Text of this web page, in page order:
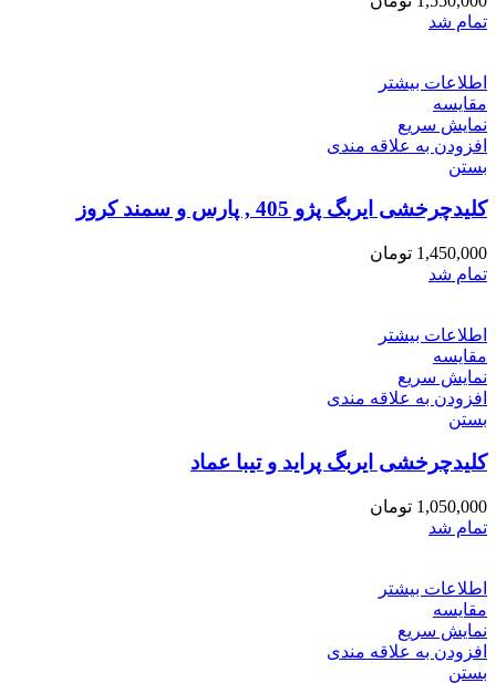
تمام شد
اطلاعات بیشتر
مقایسه
نمایش سریع
افزودن به علاقه مندی
بستن
کلیدچرخشی ایربگ پژو 405 , پارس و سمند کروز
1,450,000 تومان
تمام شد
اطلاعات بیشتر
مقایسه
نمایش سریع
افزودن به علاقه مندی
بستن
کلیدچرخشی ایربگ پراید و تیبا عماد
1,050,000 تومان
تمام شد
اطلاعات بیشتر
مقایسه
نمایش سریع
افزودن به علاقه مندی
بستن